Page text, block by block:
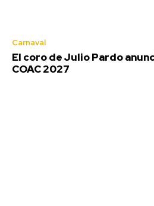
Carnaval
El coro de Julio Pardo
COAC 2027